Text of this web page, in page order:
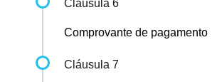
Cláusula 6
Comprovante de pagamento
Cláusula 7